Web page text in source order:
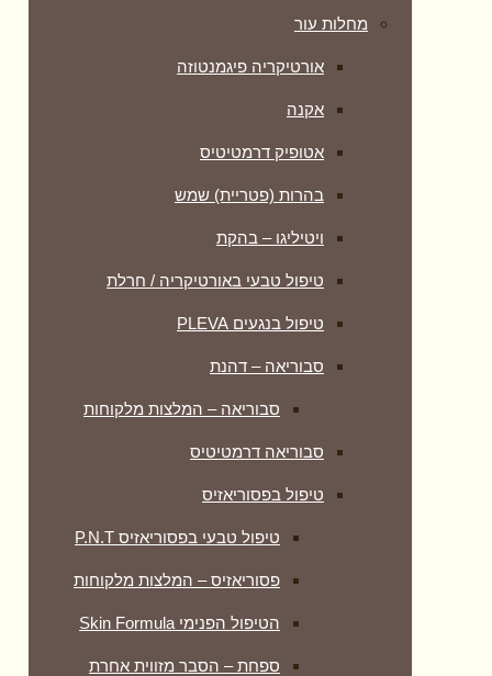
מחלות עור
אורטיקריה פיגמנטוזה
אקנה
אטופיק דרמטיטיס
בהרות (פטריית) שמש
ויטיליגו – בהקת
טיפול טבעי באורטיקריה / חרלת
טיפול בנגעים PLEVA
סבוריאה – דהנת
סבוריאה – המלצות מלקוחות
סבוריאה דרמטיטיס
טיפול בפסוריאזיס
טיפול טבעי בפסוריאזיס P.N.T
פסוריאזיס – המלצות מלקוחות
הטיפול הפנימי Skin Formula
ספחת – הסבר מזווית אחרת